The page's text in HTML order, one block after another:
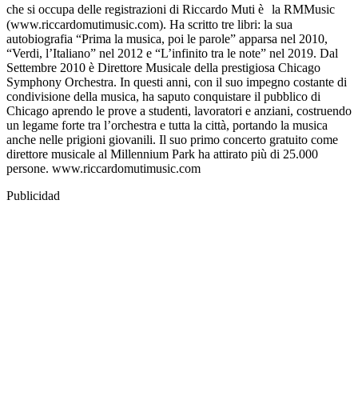
che si occupa delle registrazioni di Riccardo Muti è la RMMusic
(www.riccardomutimusic.com). Ha scritto tre libri: la sua
autobiografia “Prima la musica, poi le parole” apparsa nel 2010,
“Verdi, l’Italiano” nel 2012 e “L’infinito tra le note” nel 2019. Dal
Settembre 2010 è Direttore Musicale della prestigiosa Chicago
Symphony Orchestra. In questi anni, con il suo impegno costante di
condivisione della musica, ha saputo conquistare il pubblico di
Chicago aprendo le prove a studenti, lavoratori e anziani, costruendo
un legame forte tra l’orchestra e tutta la città, portando la musica
anche nelle prigioni giovanili. Il suo primo concerto gratuito come
direttore musicale al Millennium Park ha attirato più di 25.000
persone. www.riccardomutimusic.com
Publicidad